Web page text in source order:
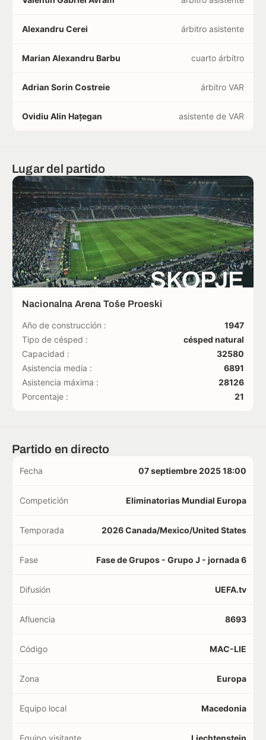
Alexandru Cerei árbitro asistente
Marian Alexandru Barbu cuarto árbitro
Adrian Sorin Costreie árbitro VAR
Ovidiu Alin Hațegan asistente de VAR
Lugar del partido
SKOPJE
Nacionalna Arena Toše Proeski
Año de construcción :
1947
Tipo de césped :
césped natural
Capacidad :
32580
Asistencia media :
6891
Asistencia máxima :
28126
Porcentaje :
21
Partido en directo
Fecha 07 septiembre 2025 18:00
Competición Eliminatorias Mundial Europa
Temporada 2026 Canada/Mexico/United States
Fase Fase de Grupos - Grupo J - jornada 6
Difusión UEFA.tv
Afluencia 8693
Código MAC-LIE
Zona Europa
Equipo local Macedonia
Equipo visitante Liechtenstein